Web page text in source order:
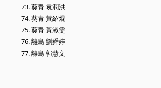
73. 葵青 袁潤洪
74. 葵青 黃紹焜
75. 葵青 黃淑雯
76. 離島 劉舜婷
77. 離島 郭慧文